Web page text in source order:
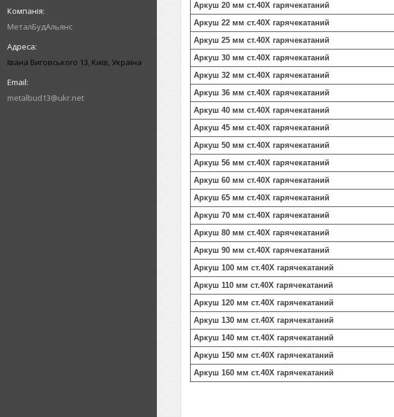
МеталБудАльянс
Івана Виговського 13, Київ, Україна
metalbud13@ukr.net
Аркуш 20 мм ст.40Х гарячекатаний
Аркуш 22 мм ст.40Х гарячекатаний
Аркуш 25 мм ст.40Х гарячекатаний
Аркуш 30 мм ст.40Х гарячекатаний
Аркуш 32 мм ст.40Х гарячекатаний
Аркуш 36 мм ст.40Х гарячекатаний
Аркуш 40 мм ст.40Х гарячекатаний
Аркуш 45 мм ст.40Х гарячекатаний
Аркуш 50 мм ст.40Х гарячекатаний
Аркуш 56 мм ст.40Х гарячекатаний
Аркуш 60 мм ст.40Х гарячекатаний
Аркуш 65 мм ст.40Х гарячекатаний
Аркуш 70 мм ст.40Х гарячекатаний
Аркуш 80 мм ст.40Х гарячекатаний
Аркуш 90 мм ст.40Х гарячекатаний
Аркуш 100 мм ст.40Х гарячекатаний
Аркуш 110 мм ст.40Х гарячекатаний
Аркуш 120 мм ст.40Х гарячекатаний
Аркуш 130 мм ст.40Х гарячекатаний
Аркуш 140 мм ст.40Х гарячекатаний
Аркуш 150 мм ст.40Х гарячекатаний
Аркуш 160 мм ст.40Х гарячекатаний